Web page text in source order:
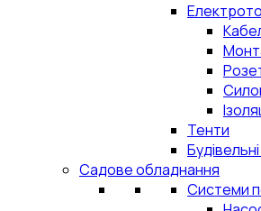
Тенти
Будівельні
Садове обладнання
Системи